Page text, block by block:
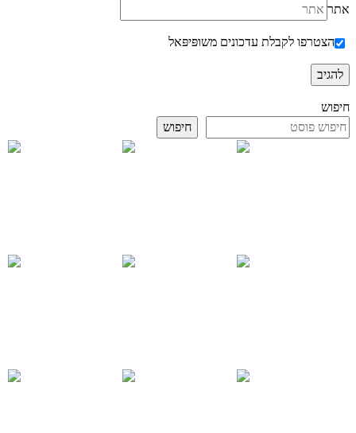
אתר
הצטרפו לקבלת עדכונים משופּיפּאל
חיפוש
חיפוש